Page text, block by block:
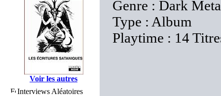
Voir les autres
Interviews Aléatoires
Genre : Dark
Type : Album
Playtime : 14